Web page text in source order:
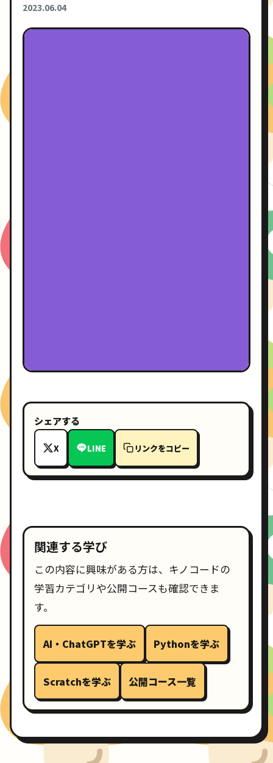
2023.06.04
シェアする
X LINE リンクをコピー
関連する学び
この内容に興味がある方は、キノコードの
学習カテゴリや公開コースも確認できま
す。
AI・ChatGPTを学ぶ Pythonを学ぶ
Scratchを学ぶ 公開コース一覧